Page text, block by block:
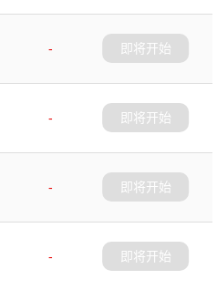
-
即将开始
-
即将开始
-
即将开始
-
即将开始